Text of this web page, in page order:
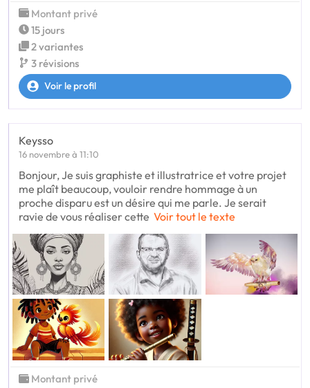
Montant privé
15 jours
2 variantes
3 révisions
Voir le profil
Keysso
16 novembre à 11:10
Bonjour, Je suis graphiste et illustratrice et votre projet
me plaît beaucoup, vouloir rendre hommage à un
proche disparu est un désire qui me parle. Je serait
ravie de vous réaliser cette Voir tout le texte
Montant privé